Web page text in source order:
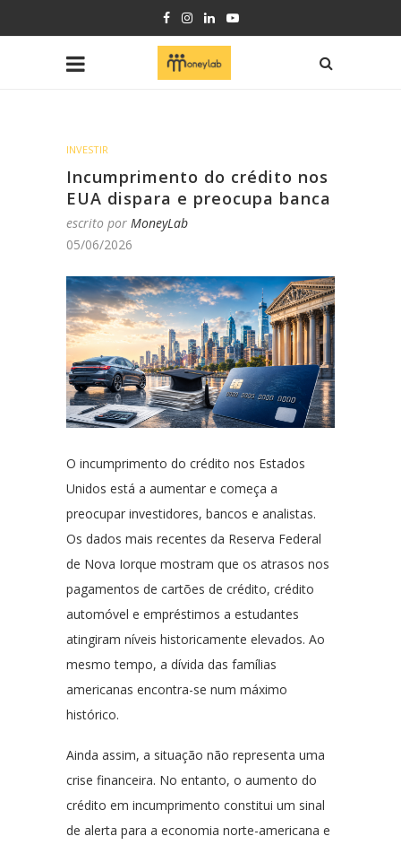
INVESTIR
Incumprimento do crédito nos
EUA dispara e preocupa banca
escrito por MoneyLab
05/06/2026
O incumprimento do crédito nos Estados
Unidos está a aumentar e começa a
preocupar investidores, bancos e analistas.
Os dados mais recentes da Reserva Federal
de Nova Iorque mostram que os atrasos nos
pagamentos de cartões de crédito, crédito
automóvel e empréstimos a estudantes
atingiram níveis historicamente elevados. Ao
mesmo tempo, a dívida das famílias
americanas encontra-se num máximo
histórico.
Ainda assim, a situação não representa uma
crise financeira. No entanto, o aumento do
crédito em incumprimento constitui um sinal
de alerta para a economia norte-americana e